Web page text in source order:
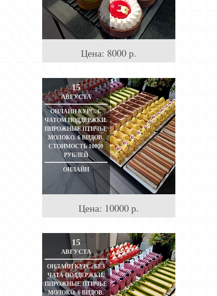
Цена: 8000р.
15
АВГУСТА
ОНЛАЙН КУРС. С
ЧАТОМ ПОДДЕРЖКИ.
ПИРОЖНЫЕ ПТИЧЬЕ
МОЛОКО. 6 ВИДОВ.
СТОИМОСТЬ 10000
РУБЛЕЙ
ОНЛАЙН
Цена: 10000р.
15
АВГУСТА
ОНЛАЙН КУРС. БЕЗ
ЧАТА ПОДДЕРЖКИ.
ПИРОЖНЫЕ ПТИЧЬЕ
МОЛОКО. 6 ВИДОВ.